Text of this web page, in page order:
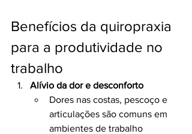
Benefícios da quiropraxia
para a produtividade no
trabalho
Alívio da dor e desconforto
Dores nas costas, pescoço e
articulações são comuns em
ambientes de trabalho